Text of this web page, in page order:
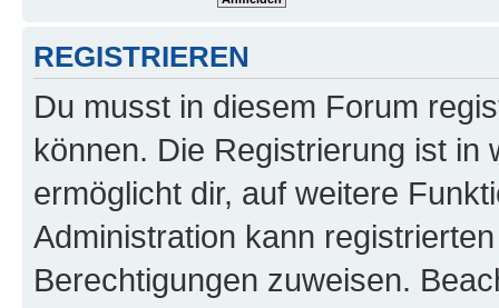
REGISTRIEREN
Du musst in diesem Forum
können. Die Registrierung ist in
ermöglicht dir, auf weitere
Administration kann
Berechtigungen zuweisen.